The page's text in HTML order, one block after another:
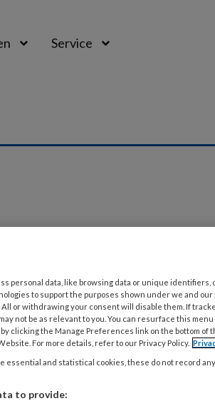
Service
aannames
informatiebron, dus stel vooral veel
heb jij hierover vanuit huis
personal data, like browsing data or unique identifiers,
to support the purposes shown under we and
or withdrawing your consent will disable them. If
not be as relevant to you. You can resurface this
clicking the Manage Preferences link on the bottom of
For more details, refer to our Privacy Policy.
essential and statistical cookies, these do not record
to provide: